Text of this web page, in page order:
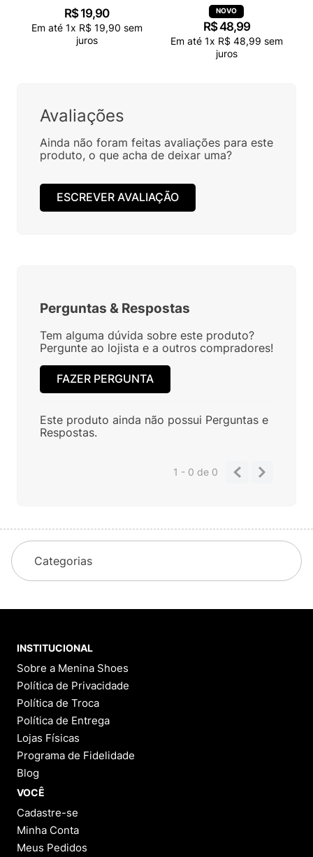
R$ 19,90
Em até 1x R$ 19,90 sem
juros
R$48,99
Em até 1x R$ 48,99 sem
juros
Avaliações
Ainda não foram feitas avaliações para este
produto, o que acha de deixar uma?
ESCREVER AVALIAÇÃO
Perguntas & Respostas
Tem alguma dúvida sobre este produto?
Pergunte ao lojista e a outros compradores!
FAZER PERGUNTA
Este produto ainda não possui Perguntas e
Respostas.
1 - 0de 0
Categorias
INSTITUCIONAL
Sobre a Menina Shoes
Política de Privacidade
Política de Troca
Política de Entrega
Lojas Físicas
Programa de Fidelidade
Blog
VOCÊ
Cadastre-se
Minha Conta
Meus Pedidos